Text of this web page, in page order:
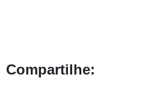
Compartilhe: